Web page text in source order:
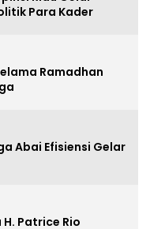
Para Kader
Ramadhan
Abai Efisiensi Gelar
Patrice Rio